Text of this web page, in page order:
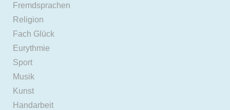
Fremdsprachen
Religion
Fach Glück
Eurythmie
Sport
Musik
Kunst
Handarbeit